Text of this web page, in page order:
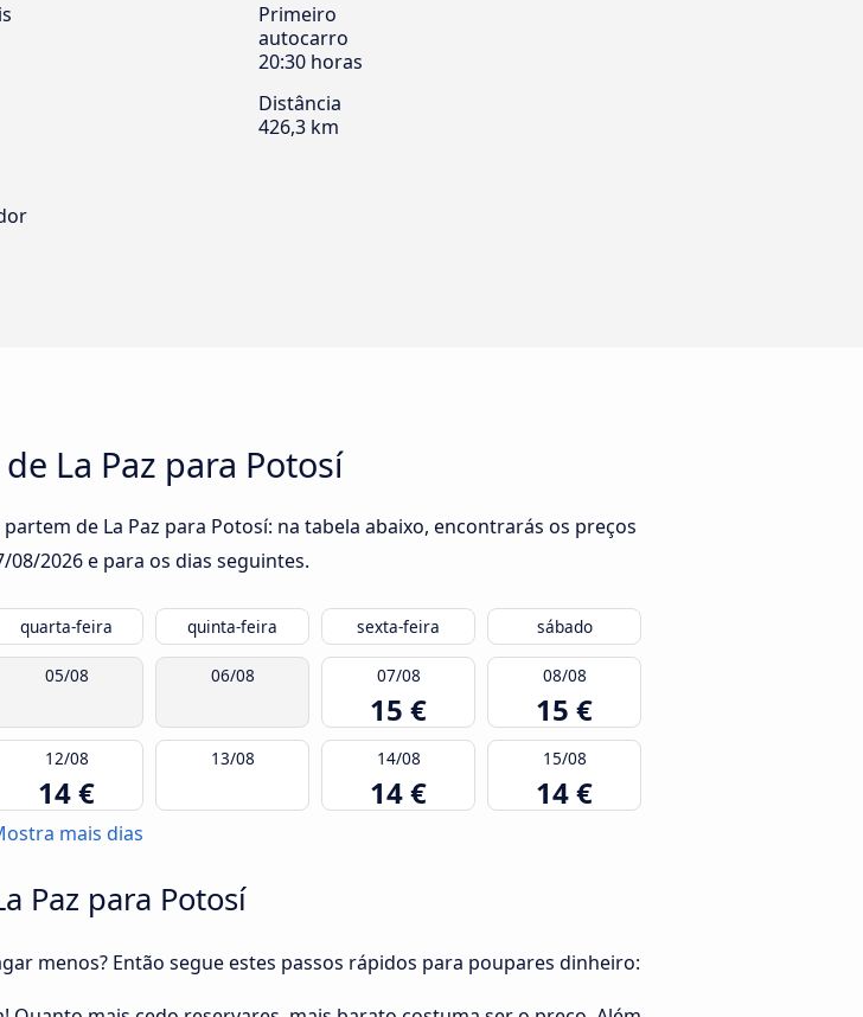
Primeiro
autocarro
20:30 horas
Distância
426,3 km
La Paz para Potosí
de La Paz para Potosí: na tabela abaixo, encontrarás os preços
08/2026e para os dias seguintes.
quarta-feira quinta-feira sexta-feira sábado
05/08 06/08 07/08
15 €
08/08
15 €
12/08
14 €
13/08 14/08
14 €
15/08
14 €
mais dias
Paz para Potosí
menos? Então segue estes passos rápidos para poupares dinheiro: